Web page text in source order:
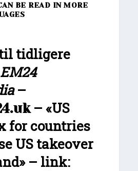
BE READ IN MORE
tidligere
EM24
–
– «US
for countries
US takeover
– link: